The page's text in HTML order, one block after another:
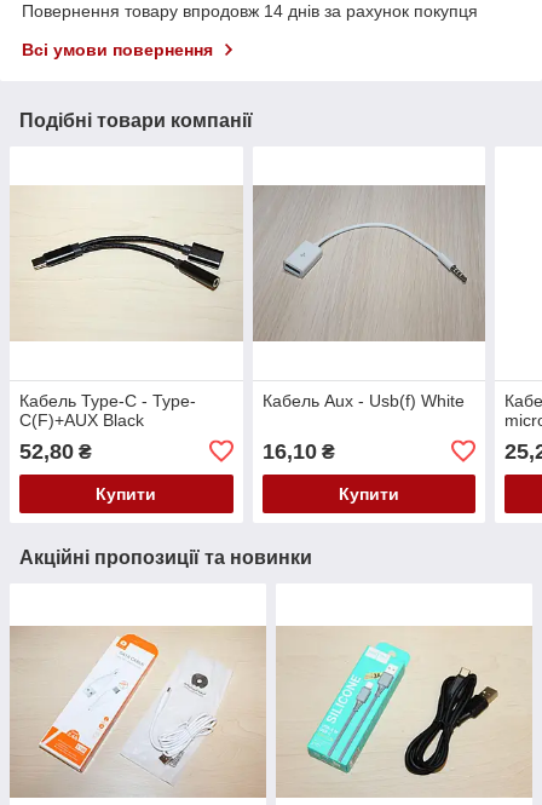
Повернення товару впродовж 14 днів за рахунок покупця
Всі умови повернення
Подібні товари компанії
Кабель Type-C - Type-
C(F)+AUX Black
52,80 ₴
Купити
Кабель Aux - Usb(f) White
16,10₴
Купити
Акційні пропозиції та новинки